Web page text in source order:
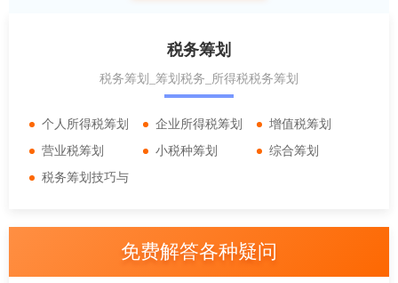
税务筹划
税务筹划_筹划税务_所得税税务筹划
个人所得税筹划 企业所得税筹划
增值税筹划
营业税筹划
小税种筹划
综合筹划
税务筹划技巧与
免费解答各种疑问